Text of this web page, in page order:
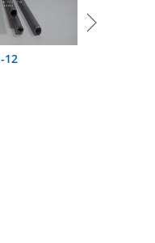
труба 60х6 08Х18Н10